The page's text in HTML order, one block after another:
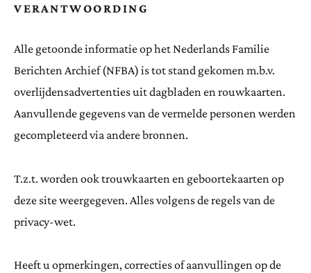
VERANTWOORDING
Alle getoonde informatie op het Nederlands Familie
Berichten Archief (NFBA) is tot stand gekomen m.b.v.
overlijdensadvertenties uit dagbladen en rouwkaarten.
Aanvullende gegevens van de vermelde personen werden
gecompleteerd via andere bronnen.
T.z.t. worden ook trouwkaarten en geboortekaarten op
deze site weergegeven. Alles volgens de regels van de
privacy-wet.
Heeft u opmerkingen, correcties of aanvullingen op de